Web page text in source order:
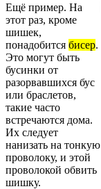
Ещё пример. На
этот раз, кроме
шишек,
понадобится бисер.
Это могут быть
бусинки от
разорвавшихся бус
или браслетов,
такие часто
встречаются дома.
Их следует
нанизать на тонкую
проволоку, и этой
проволокой обвить
шишку.